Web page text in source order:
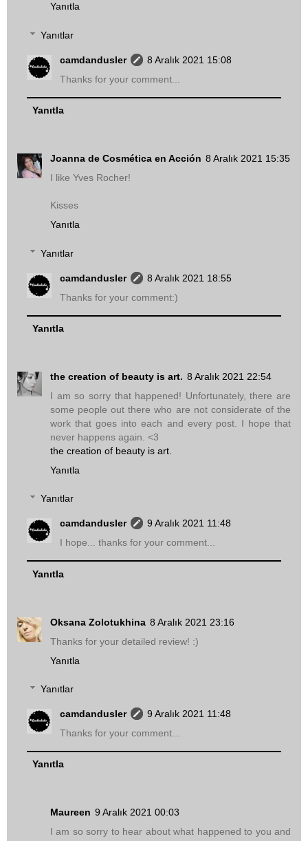
Yanıtla
Yanıtlar
camdandusler
8 Aralık 2021 15:08
Thanks for your comment...
Yanıtla
Joanna de Cosmética en Acción 8 Aralık 2021 15:35
I like Yves Rocher!
Kisses
Yanıtla
Yanıtlar
camdandusler
8 Aralık 2021 18:55
Thanks for your comment:)
Yanıtla
the creation of beauty is art. 8 Aralık 2021 22:54
I am so sorry that happened! Unfortunately, there are
some people out there who are not considerate of the
work that goes into each and every post. I hope that
never happens again. <3
the creation of beauty is art.
Yanıtla
Yanıtlar
camdandusler
9 Aralık 2021 11:48
I hope... thanks for your comment...
Yanıtla
Oksana Zolotukhina 8 Aralık 2021 23:16
Thanks for your detailed review! :)
Yanıtla
Yanıtlar
camdandusler
9 Aralık 2021 11:48
Thanks for your comment...
Yanıtla
Maureen 9 Aralık 2021 00:03
I am so sorry to hear about what happened to you and